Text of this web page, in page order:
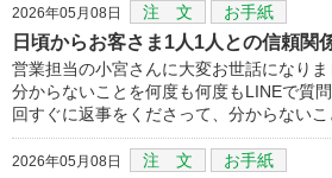
2026年05月08日 注 文 お手紙
日頃からお客さま1人1人との信頼関
営業担当の小宮さんに大変お世話になりま
分からないことを何度も何度もLINEで質
回すぐに返事をくださって、分からないこ
2026年05月08日 注 文 お手紙